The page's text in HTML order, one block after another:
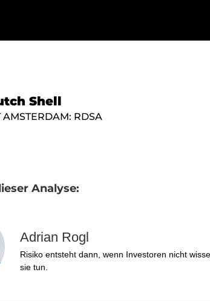
Shell
AMSTERDAM: RDSA
Analyse:
Adrian Rogl
Risiko entsteht dann, wenn Investoren nicht
sie tun.